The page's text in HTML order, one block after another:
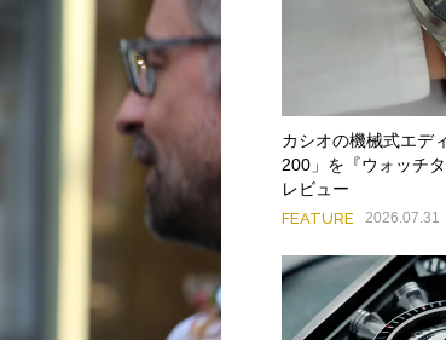
カシオの機械式エデ
200」を『ウォッチ
レビュー
FEATURE 2026.07.31